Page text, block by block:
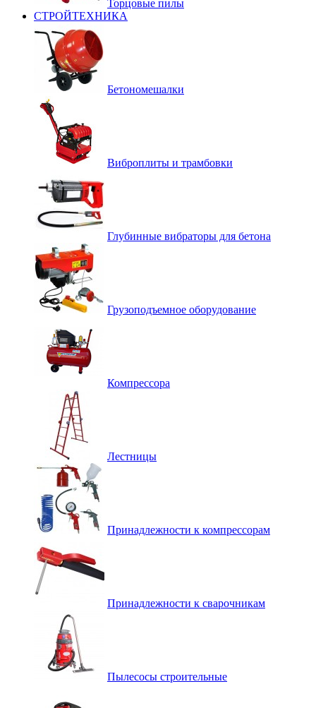
Торцовые пилы
СТРОЙТЕХНИКА
Бетономешалки
Виброплиты и трамбовки
Глубинные вибраторы для бетона
Грузоподъемное оборудование
Компрессора
Лестницы
Принадлежности к компрессорам
Принадлежности к сварочникам
Пылесосы строительные